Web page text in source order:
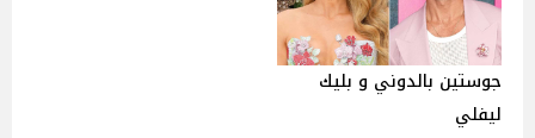
جوستين بالدوني و بليك
ليفلي